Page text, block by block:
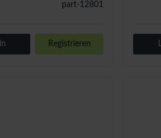
part-12801
Registrieren